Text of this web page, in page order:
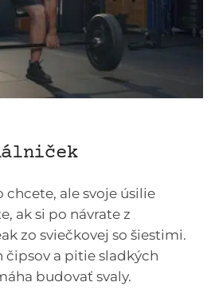
ale svoje úsilie
ak si po návrate z
zo sviečkovej so šiestimi.
čipsov a pitie sladkých
budovať svaly.